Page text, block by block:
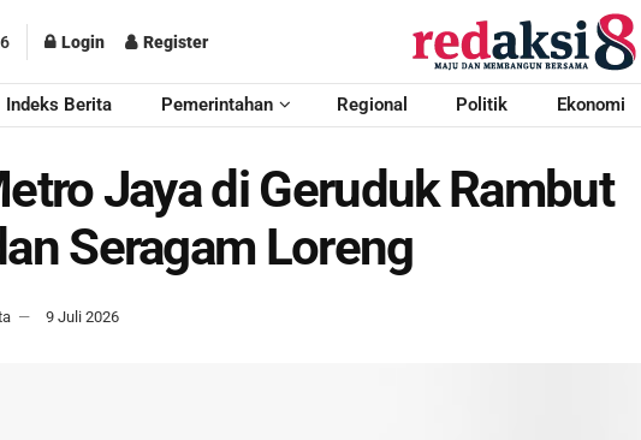
Login Register
Indeks Berita Pemerintahan Regional Politik Ekonomi
Jaya di Geruduk Rambut
Seragam Loreng
9 Juli 2026